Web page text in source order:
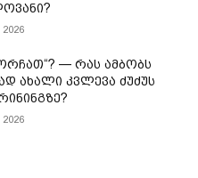
— რას ამბობს
ახალი კვლევა ძუძუს